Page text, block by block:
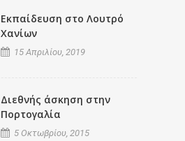
Εκπαίδευση στο Λουτρό
Χανίων
15 Απριλίου, 2019
Διεθνής άσκηση στην
Πορτογαλία
5 Οκτωβρίου, 2015